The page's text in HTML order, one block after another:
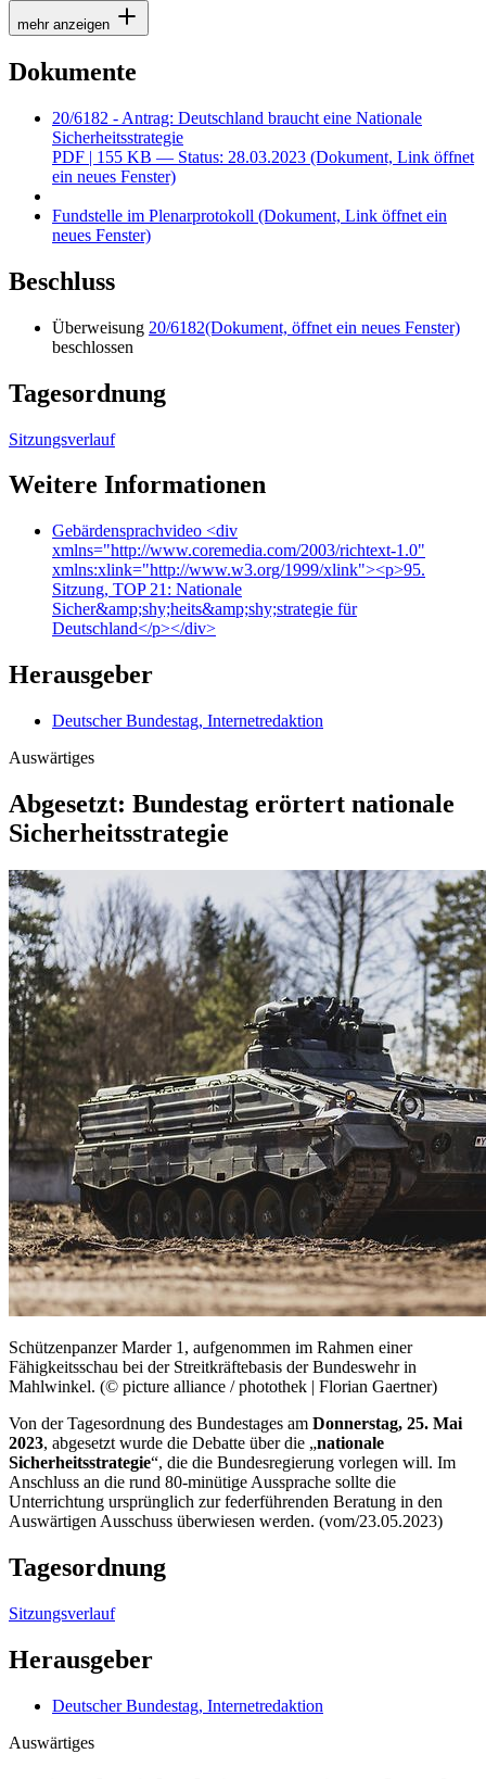
mehr anzeigen
Dokumente
20/6182 - Antrag: Deutschland braucht eine Nationale
Sicherheitsstrategie
PDF | 155 KB — Status: 28.03.2023 (Dokument, Link öffnet
ein neues Fenster)
Fundstelle im Plenarprotokoll (Dokument, Link öffnet ein
neues Fenster)
Beschluss
Überweisung 20/6182(Dokument, öffnet ein neues Fenster)
beschlossen
Tagesordnung
Sitzungsverlauf
Weitere Informationen
Gebärdensprachvideo <div
xmlns="http://www.coremedia.com/2003/richtext-1.0"
xmlns:xlink="http://www.w3.org/1999/xlink"><p>95.
Sitzung, TOP 21: Nationale
Sicher&amp;shy;heits&amp;shy;strategie für
Deutschland</p></div>
Herausgeber
Deutscher Bundestag, Internetredaktion
Auswärtiges
Abgesetzt: Bundestag erörtert nationale
Sicherheitsstrategie
Schützenpanzer Marder 1, aufgenommen im Rahmen einer
Fähigkeitsschau bei der Streitkräftebasis der Bundeswehr in
Mahlwinkel. (© picture alliance / photothek | Florian Gaertner)
Von der Tagesordnung des Bundestages am Donnerstag, 25. Mai
2023, abgesetzt wurde die Debatte über die „nationale
Sicherheitsstrategie“, die die Bundesregierung vorlegen will. Im
Anschluss an die rund 80-minütige Aussprache sollte die
Unterrichtung ursprünglich zur federführenden Beratung in den
Auswärtigen Ausschuss überwiesen werden. (vom/23.05.2023)
Tagesordnung
Sitzungsverlauf
Herausgeber
Deutscher Bundestag, Internetredaktion
Auswärtiges